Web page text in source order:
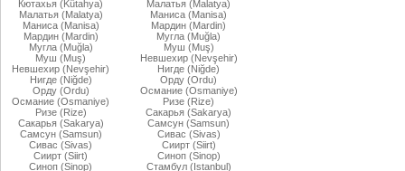
Кютахья (Kütahya)
Малатья (Malatya)
Маниса (Manisa)
Мардин (Mardin)
Мугла (Muğla)
Муш (Muş)
Невшехир (Nevşehir)
Нигде (Niğde)
Орду (Ordu)
Османие (Osmaniye)
Ризе (Rize)
Сакарья (Sakarya)
Самсун (Samsun)
Сивас (Sivas)
Сиирт (Siirt)
Синоп (Sinop)
Малатья (Malatya)
Маниса (Manisa)
Мардин (Mardin)
Мугла (Muğla)
Муш (Muş)
Невшехир (Nevşehir)
Нигде (Niğde)
Орду (Ordu)
Османие (Osmaniye)
Ризе (Rize)
Сакарья (Sakarya)
Самсун (Samsun)
Сивас (Sivas)
Сиирт (Siirt)
Синоп (Sinop)
Стамбул (Istanbul)